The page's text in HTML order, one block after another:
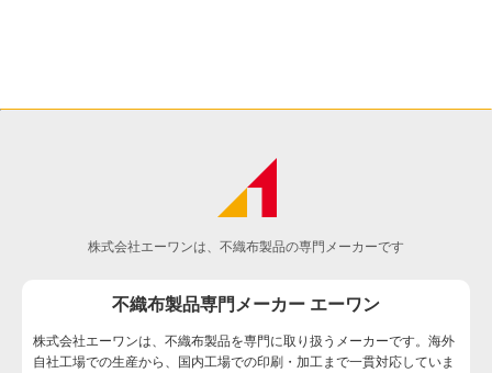
株式会社エーワンは、不織布製品の専門メーカーです
不織布製品専門メーカー エーワン
株式会社エーワンは、不織布製品を専門に取り扱うメーカーです。海外
自社工場での生産から、国内工場での印刷・加工まで一貫対応していま